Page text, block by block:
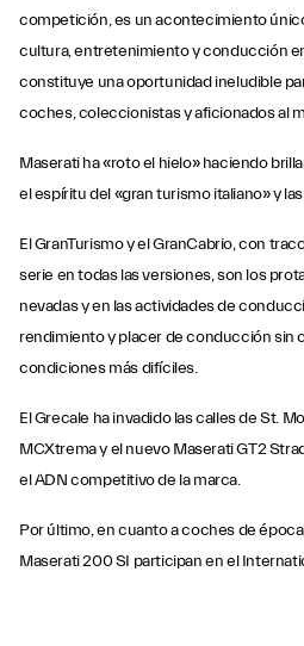
competición, es un acontecimiento
cultura, entretenimiento y conducción
constituye una oportunidad ineludible
coches, coleccionistas y aficionados al
Maserati ha «roto el hielo» haciendo
el espíritu del «gran turismo italiano» y
El GranTurismo y el GranCabrio, con
serie en todas las versiones, son los
nevadas y en las actividades de
rendimiento y placer de conducción sin
condiciones más difíciles.
El Grecale ha invadido las calles de St.
MCXtrema y el nuevo Maserati GT2
el ADN competitivo de la marca.
Por último, en cuanto a coches de
Maserati 200 SI participan en el